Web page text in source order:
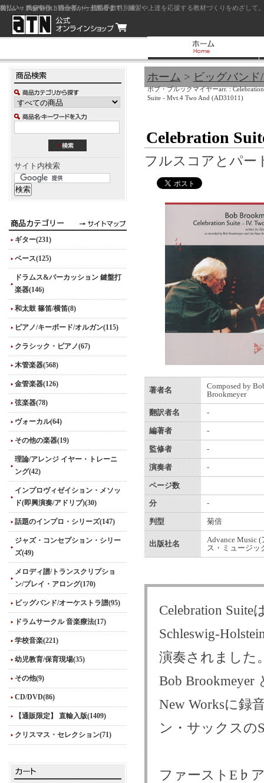
ジャズを中心に初心者から上級者まで、練習や上達を応援する教材づくりをめざし
サイト内検索
ギター(231)
ベース(125)
ドラムス&パーカッション 鍵盤打
楽器(146)
和太鼓 篠笛/横笛(8)
ピアノ/キーボード/オルガン(115)
クラシック・ピアノ(67)
木管楽器(568)
金管楽器(126)
弦楽器(78)
ヴォーカル(64)
その他の楽器(19)
理論/アレンジ イヤー・トレーニ
ング(42)
インプロヴィゼイション・メソッ
ド(即興演奏/アドリブ)(30)
話題のインプロ・シリーズ(147)
ジャズ・コンセプション・シリー
ズ(49)
メロディ譜/トランスクリプショ
ン/プレイ・アロング(170)
ビッグバンド/オーケストラ譜(95)
ドラムサークル 音楽療法(17)
学校音楽(221)
幼児教育/保育現場(35)
その他(9)
CD/DVD(86)
【通販限定】 直輸入版(1409)
クリスマス・セレクション(71)
ホーム > ビッグバン
ボブ・ブルックマイヤーarr. : Celebration
Suite - Mvt.4 Two And (AD31011)
Celebration
フルスコアとパー
著者名
Composed by
Brookmeyer
翻訳者名 -
編著者 -
監修者 -
演奏者 -
ページ数
分 -
判型 菊倍
出版社名
Advance Music (
ス・ミュージッ
Celebration
Schleswig-
演奏されました
Bob Brookmeyer
New Worksに録
ン・サックスの
ファーストE♭
前払い：クレジットカード（一括払い）
後払い：代金引換（現金払い・代引手数料別途）
前払い：PayPay